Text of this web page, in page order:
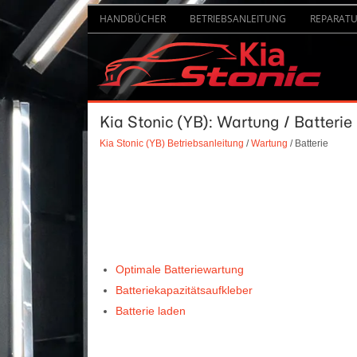
HANDBÜCHER BETRIEBSANLEITUNG
Kia Stonic (YB): Wartung / Batterie
Kia Stonic (YB) Betriebsanleitung /Wartung / Batterie
Optimale Batteriewartung
Batteriekapazitätsaufkleber
Batterie laden